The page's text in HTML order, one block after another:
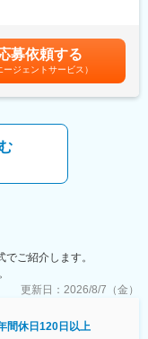
り、女性も活躍できる
休暇を取得することも
きます。
も受けております。
でやりがいを感じなが
医療機関利用）
イエットなど自費診療
にしっかり反映◎
の支給はありません。賃
通じて上下する可能性
た表記です。
募依頼する
ージェントサービス）
ご紹介します。
更新日： 2026/8/7（金）
間休日120日以上